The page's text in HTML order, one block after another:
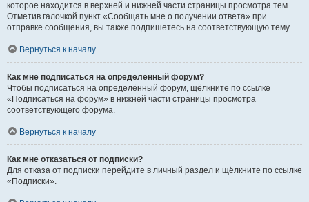
которое находится в верхней и нижней части страницы просмотра тем.
Отметив галочкой пункт «Сообщать мне о получении ответа» при
отправке сообщения, вы также подпишетесь на соответствующую тему.
Вернуться к началу
Как мне подписаться на определённый форум?
Чтобы подписаться на определённый форум, щёлкните по ссылке
«Подписаться на форум» в нижней части страницы просмотра
соответствующего форума.
Вернуться к началу
Как мне отказаться от подписки?
Для отказа от подписки перейдите в личный раздел и щёлкните по ссылке
«Подписки».